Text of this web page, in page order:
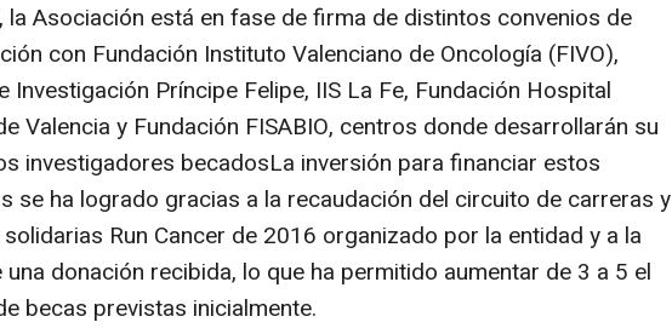
la Asociación está en fase de firma de distintos convenios de
con Fundación Instituto Valenciano de Oncología (FIVO),
Investigación Príncipe Felipe, IIS La Fe, Fundación Hospital
Valencia y Fundación FISABIO, centros donde desarrollarán su
investigadores becadosLa inversión para financiar estos
se ha logrado gracias a la recaudación del circuito de carreras y
Run Cancer de 2016 organizado por la entidad y a la
una donación recibida, lo que ha permitido aumentar de 3 a 5 el
becas previstas inicialmente.